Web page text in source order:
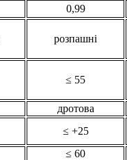
0,99
розпашні
≤ 55
дротова
≤ +25
≤ 60